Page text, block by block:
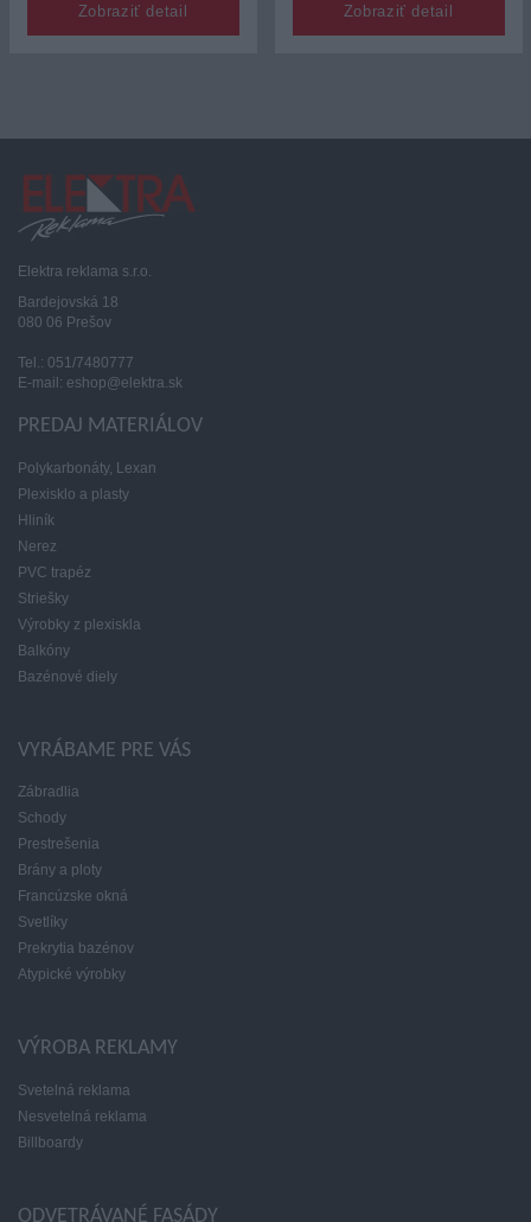
Zobraziť detail Zobraziť detail
Elektra reklama s.r.o.
Bardejovská 18
080 06 Prešov
Tel.: 051/7480777
E-mail: eshop@elektra.sk
PREDAJ MATERIÁLOV
Polykarbonáty, Lexan
Plexisklo a plasty
Hliník
Nerez
PVC trapéz
Striešky
Výrobky z plexiskla
Balkóny
Bazénové diely
VYRÁBAME PRE VÁS
Zábradlia
Schody
Prestrešenia
Brány a ploty
Francúzske okná
Svetlíky
Prekrytia bazénov
Atypické výrobky
VÝROBA REKLAMY
Svetelná reklama
Nesvetelná reklama
Billboardy
ODVETRÁVANÉ FASÁDY